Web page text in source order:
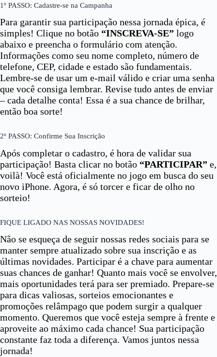
1º PASSO: Cadastre-se na Campanha
Para garantir sua participação nessa jornada épica, é
simples! Clique no botão “INSCREVA-SE” logo
abaixo e preencha o formulário com atenção.
Informações como seu nome completo, número de
telefone, CEP, cidade e estado são fundamentais.
Lembre-se de usar um e-mail válido e criar uma senha
que você consiga lembrar. Revise tudo antes de enviar
– cada detalhe conta! Essa é a sua chance de brilhar,
então boa sorte!
2º PASSO: Confirme Sua Inscrição
Após completar o cadastro, é hora de validar sua
participação! Basta clicar no botão “PARTICIPAR” e,
voilà! Você está oficialmente no jogo em busca do seu
novo iPhone. Agora, é só torcer e ficar de olho no
sorteio!
FIQUE LIGADO NAS NOSSAS NOVIDADES!
Não se esqueça de seguir nossas redes sociais para se
manter sempre atualizado sobre sua inscrição e as
últimas novidades. Participar é a chave para aumentar
suas chances de ganhar! Quanto mais você se envolver,
mais oportunidades terá para ser premiado. Prepare-se
para dicas valiosas, sorteios emocionantes e
promoções relâmpago que podem surgir a qualquer
momento. Queremos que você esteja sempre à frente e
aproveite ao máximo cada chance! Sua participação
constante faz toda a diferença. Vamos juntos nessa
jornada!